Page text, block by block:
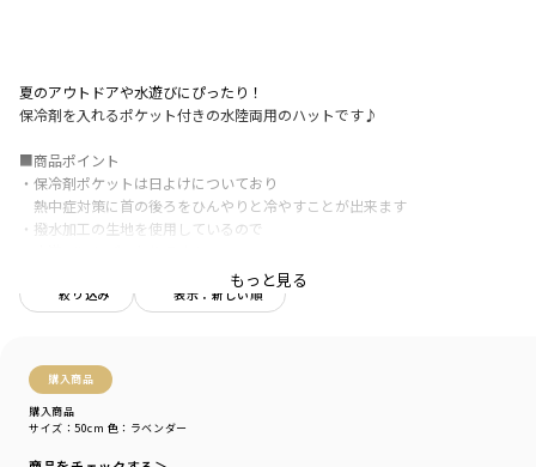
絞り込み 表示：新しい順
購入商品
購入商品
サイズ：50cm 色：ラベンダー
夏のアウトドアや水遊びにぴったり！
保冷剤を入れるポケット付きの水陸両用のハットです♪
■商品ポイント
・保冷剤ポケットは日よけについており
熱中症対策に首の後ろをひんやりと冷やすことが出来ます
・撥水加工の生地を使用しているので
・本体は速乾性があり、軽量で肌触りが良い
ポリエステル素材を使用しています
・本体の内側は通気性の良いメッシュ素材を使用
・ベルト部分もメッシュなので
蒸れにくく快適に着用できます
・内側のびん皮には
吸水速乾、接触冷感、抗菌防臭の機能があり
暑い季節の長時間着用も快適です！
もっと見る